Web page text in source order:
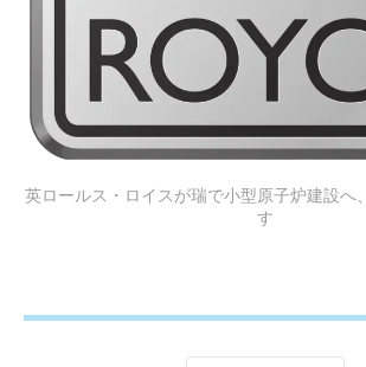
英ロールス・ロイスが瑞で小型原子炉建設へ
す